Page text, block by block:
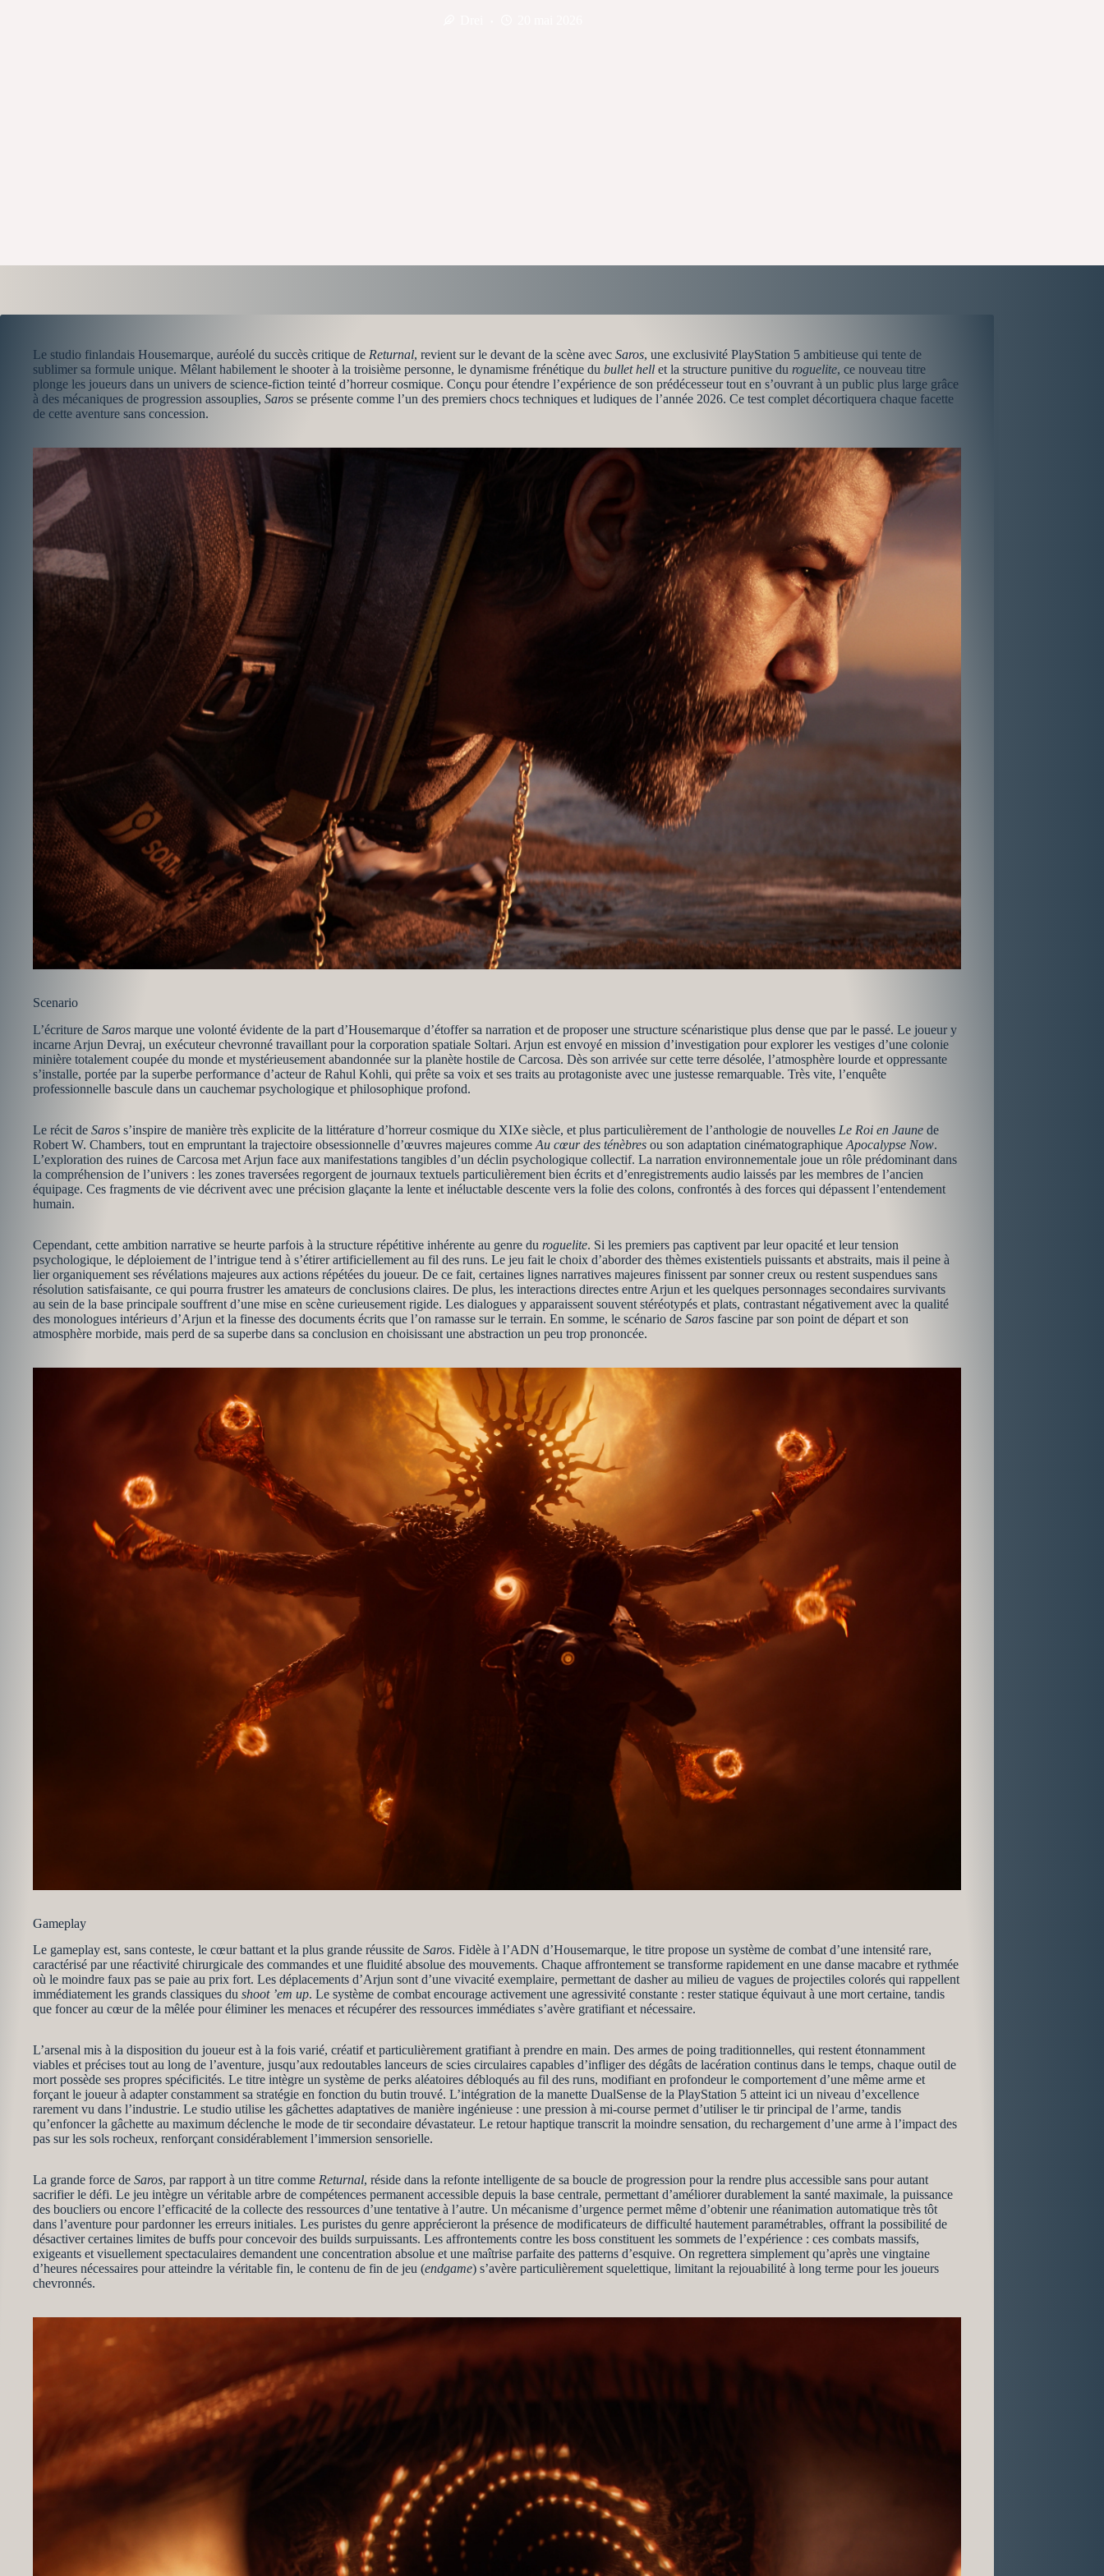
Le studio finlandais Housemarque, auréolé du succès critique de Returnal, revient sur le devant de la scène avec Saros, une exclusivité PlayStation 5 ambitieuse qui tente de
sublimer sa formule unique. Mêlant habilement le shooter à la troisième personne, le dynamisme frénétique du bullet hell et la structure punitive du roguelite, ce nouveau titre
plonge les joueurs dans un univers de science-fiction teinté d’horreur cosmique. Conçu pour étendre l’expérience de son prédécesseur tout en s’ouvrant à un public plus large grâce
à des mécaniques de progression assouplies, Saros se présente comme l’un des premiers chocs techniques et ludiques de l’année 2026. Ce test complet décortiquera chaque facette
de cette aventure sans concession.
Scenario
L’écriture de Saros marque une volonté évidente de la part d’Housemarque d’étoffer sa narration et de proposer une structure scénaristique plus dense que par le passé. Le joueur y
incarne Arjun Devraj, un exécuteur chevronné travaillant pour la corporation spatiale Soltari. Arjun est envoyé en mission d’investigation pour explorer les vestiges d’une colonie
minière totalement coupée du monde et mystérieusement abandonnée sur la planète hostile de Carcosa. Dès son arrivée sur cette terre désolée, l’atmosphère lourde et oppressante
s’installe, portée par la superbe performance d’acteur de Rahul Kohli, qui prête sa voix et ses traits au protagoniste avec une justesse remarquable. Très vite, l’enquête
professionnelle bascule dans un cauchemar psychologique et philosophique profond.
Le récit de Saros s’inspire de manière très explicite de la littérature d’horreur cosmique du XIXe siècle, et plus particulièrement de l’anthologie de nouvelles Le Roi en Jaune de
Robert W. Chambers, tout en empruntant la trajectoire obsessionnelle d’œuvres majeures comme Au cœur des ténèbres ou son adaptation cinématographique Apocalypse Now.
L’exploration des ruines de Carcosa met Arjun face aux manifestations tangibles d’un déclin psychologique collectif. La narration environnementale joue un rôle prédominant dans
la compréhension de l’univers : les zones traversées regorgent de journaux textuels particulièrement bien écrits et d’enregistrements audio laissés par les membres de l’ancien
équipage. Ces fragments de vie décrivent avec une précision glaçante la lente et inéluctable descente vers la folie des colons, confrontés à des forces qui dépassent l’entendement
humain.
Cependant, cette ambition narrative se heurte parfois à la structure répétitive inhérente au genre du roguelite. Si les premiers pas captivent par leur opacité et leur tension
psychologique, le déploiement de l’intrigue tend à s’étirer artificiellement au fil des runs. Le jeu fait le choix d’aborder des thèmes existentiels puissants et abstraits, mais il peine à
lier organiquement ses révélations majeures aux actions répétées du joueur. De ce fait, certaines lignes narratives majeures finissent par sonner creux ou restent suspendues sans
résolution satisfaisante, ce qui pourra frustrer les amateurs de conclusions claires. De plus, les interactions directes entre Arjun et les quelques personnages secondaires survivants
au sein de la base principale souffrent d’une mise en scène curieusement rigide. Les dialogues y apparaissent souvent stéréotypés et plats, contrastant négativement avec la qualité
des monologues intérieurs d’Arjun et la finesse des documents écrits que l’on ramasse sur le terrain. En somme, le scénario de Saros fascine par son point de départ et son
atmosphère morbide, mais perd de sa superbe dans sa conclusion en choisissant une abstraction un peu trop prononcée.
Gameplay
Le gameplay est, sans conteste, le cœur battant et la plus grande réussite de Saros. Fidèle à l’ADN d’Housemarque, le titre propose un système de combat d’une intensité rare,
caractérisé par une réactivité chirurgicale des commandes et une fluidité absolue des mouvements. Chaque affrontement se transforme rapidement en une danse macabre et rythmée
où le moindre faux pas se paie au prix fort. Les déplacements d’Arjun sont d’une vivacité exemplaire, permettant de dasher au milieu de vagues de projectiles colorés qui rappellent
immédiatement les grands classiques du shoot ’em up. Le système de combat encourage activement une agressivité constante : rester statique équivaut à une mort certaine, tandis
que foncer au cœur de la mêlée pour éliminer les menaces et récupérer des ressources immédiates s’avère gratifiant et nécessaire.
L’arsenal mis à la disposition du joueur est à la fois varié, créatif et particulièrement gratifiant à prendre en main. Des armes de poing traditionnelles, qui restent étonnamment
viables et précises tout au long de l’aventure, jusqu’aux redoutables lanceurs de scies circulaires capables d’infliger des dégâts de lacération continus dans le temps, chaque outil de
mort possède ses propres spécificités. Le titre intègre un système de perks aléatoires débloqués au fil des runs, modifiant en profondeur le comportement d’une même arme et
forçant le joueur à adapter constamment sa stratégie en fonction du butin trouvé. L’intégration de la manette DualSense de la PlayStation 5 atteint ici un niveau d’excellence
rarement vu dans l’industrie. Le studio utilise les gâchettes adaptatives de manière ingénieuse : une pression à mi-course permet d’utiliser le tir principal de l’arme, tandis
qu’enfoncer la gâchette au maximum déclenche le mode de tir secondaire dévastateur. Le retour haptique transcrit la moindre sensation, du rechargement d’une arme à l’impact des
pas sur les sols rocheux, renforçant considérablement l’immersion sensorielle.
La grande force de Saros, par rapport à un titre comme Returnal, réside dans la refonte intelligente de sa boucle de progression pour la rendre plus accessible sans pour autant
sacrifier le défi. Le jeu intègre un véritable arbre de compétences permanent accessible depuis la base centrale, permettant d’améliorer durablement la santé maximale, la puissance
des boucliers ou encore l’efficacité de la collecte des ressources d’une tentative à l’autre. Un mécanisme d’urgence permet même d’obtenir une réanimation automatique très tôt
dans l’aventure pour pardonner les erreurs initiales. Les puristes du genre apprécieront la présence de modificateurs de difficulté hautement paramétrables, offrant la possibilité de
désactiver certaines limites de buffs pour concevoir des builds surpuissants. Les affrontements contre les boss constituent les sommets de l’expérience : ces combats massifs,
exigeants et visuellement spectaculaires demandent une concentration absolue et une maîtrise parfaite des patterns d’esquive. On regrettera simplement qu’après une vingtaine
d’heures nécessaires pour atteindre la véritable fin, le contenu de fin de jeu (endgame) s’avère particulièrement squelettique, limitant la rejouabilité à long terme pour les joueurs
chevronnés.